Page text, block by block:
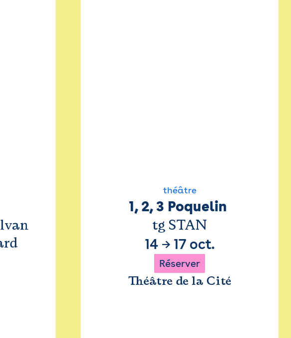
théâtre
1, 2, 3 Poquelin
tg STAN
14→ 17 oct.
Réserver
Théâtre de la Cité